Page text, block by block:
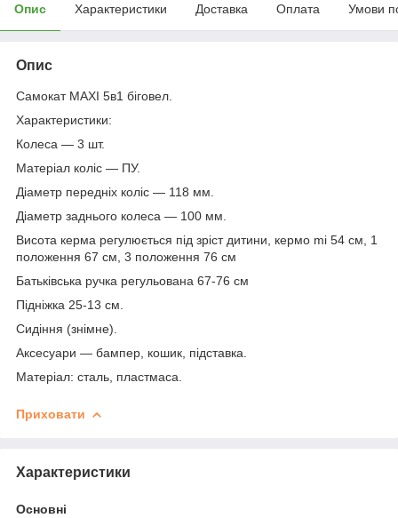
Опис Характеристики Доставка Оплата Умови
Опис
Самокат MAXI 5в1 біговел.
Характеристики:
Колеса — 3 шт.
Матеріал коліс — ПУ.
Діаметр передніх коліс — 118 мм.
Діаметр заднього колеса — 100 мм.
Висота керма регулюється під зріст дитини, кермо mi 54 см, 1
положення 67 см, 3 положення 76 см
Батьківська ручка регульована 67-76 см
Підніжка 25-13 см.
Сидіння (знімне).
Аксесуари — бампер, кошик, підставка.
Матеріал: сталь, пластмаса.
Приховати
Характеристики
Основні